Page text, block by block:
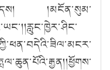
།མངོན་སུམ་